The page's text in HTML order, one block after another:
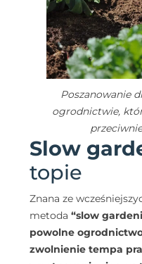
Poszanowanie
ogrodnictwie,
Slow
topie
Znana ze
metoda “slow
powolne
zwolnienie tempa